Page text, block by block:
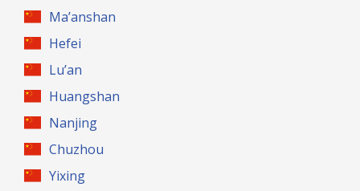
Ma’anshan
Hefei
Lu’an
Huangshan
Nanjing
Chuzhou
Yixing